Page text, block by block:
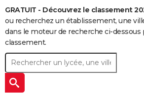
Retraite
Impôts
Epargne
Immobilier
Risques naturels par ville
Banque
Assurance
Crédit
AUTO
Essais
Réserver un essai
Citadines
Berlines
SUV
Forum auto
+
HIGH-TECH
BRICOLAGE
Forum
Aménagement intérieur
Extérieur
Cuisine
Salle de bains
Jardinage
Rangement
+WEEK-END
Guides de France
Escapades
Patrimoine
Expositions
Musées
Week-end nature
+
LIFESTYLE
GRATUIT - Découvrez le classement
ou recherchez un établissement, une
dans le moteur de recherche ci-dessous
classement.